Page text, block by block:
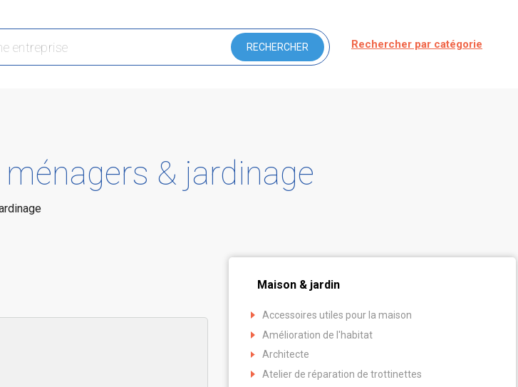
Rechercher par catégorie
& jardinage
Maison & jardin
Accessoires utiles pour la maison
Amélioration de l'habitat
Architecte
Atelier de réparation de trottinettes